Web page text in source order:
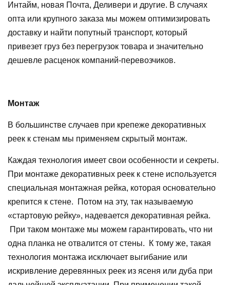
Интайм, новая Почта, Деливери и другие. В случаях
опта или крупного заказа мы можем оптимизировать
доставку и найти попутный транспорт, который
привезет груз без перегрузок товара и значительно
дешевле расценок компаний-перевозчиков.
Монтаж
В большинстве случаев при крепеже декоративных
реек к стенам мы применяем скрытый монтаж.
Каждая технология имеет свои особенности и секреты.
При монтаже декоративных реек к стене используется
специальная монтажная рейка, которая основательно
крепится к стене. Потом на эту, так называемую
«стартовую рейку», надевается декоративная рейка.
При таком монтаже мы можем гарантировать, что ни
одна планка не отвалится от стены. К тому же, такая
технология монтажа исключает выгибание или
искривление деревянных реек из ясеня или дуба при